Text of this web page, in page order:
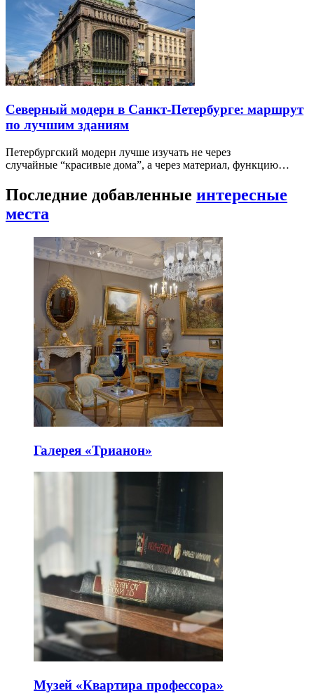
Северный модерн в Санкт-Петербурге: маршрут
по лучшим зданиям
Петербургский модерн лучше изучать не через
случайные “красивые дома”, а через материал, функцию…
Последние добавленные интересные
места
Галерея «Трианон»
Музей «Квартира профессора»